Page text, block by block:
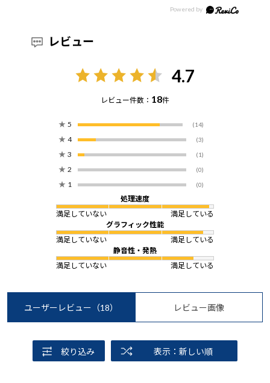
レビュー
4.7
レビュー件数： 18件
★ 5 (14)
★ 4 (3)
★ 3 (1)
★ 2 (0)
★ 1 (0)
処理速度
満足していない
満足している
グラフィック性能
満足していない
満足している
静音性・発熱
満足していない
満足している
ユーザーレビュー （18） レビュー画像
絞り込み 表示：新しい順